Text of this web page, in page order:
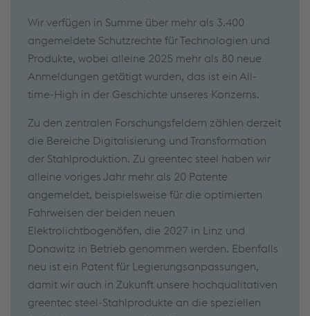
Wir verfügen in Summe über mehr als 3.400
angemeldete Schutzrechte für Technologien und
Produkte, wobei alleine 2025 mehr als 80 neue
Anmeldungen getätigt wurden, das ist ein All-
time-High in der Geschichte unseres Konzerns.
Zu den zentralen Forschungsfeldern zählen derzeit
die Bereiche Digitalisierung und Transformation
der Stahlproduktion. Zu greentec steel haben wir
alleine voriges Jahr mehr als 20 Patente
angemeldet, beispielsweise für die optimierten
Fahrweisen der beiden neuen
Elektrolichtbogenöfen, die 2027 in Linz und
Donawitz in Betrieb genommen werden. Ebenfalls
neu ist ein Patent für Legierungsanpassungen,
damit wir auch in Zukunft unsere hochqualitativen
greentec steel-Stahlprodukte an die speziellen